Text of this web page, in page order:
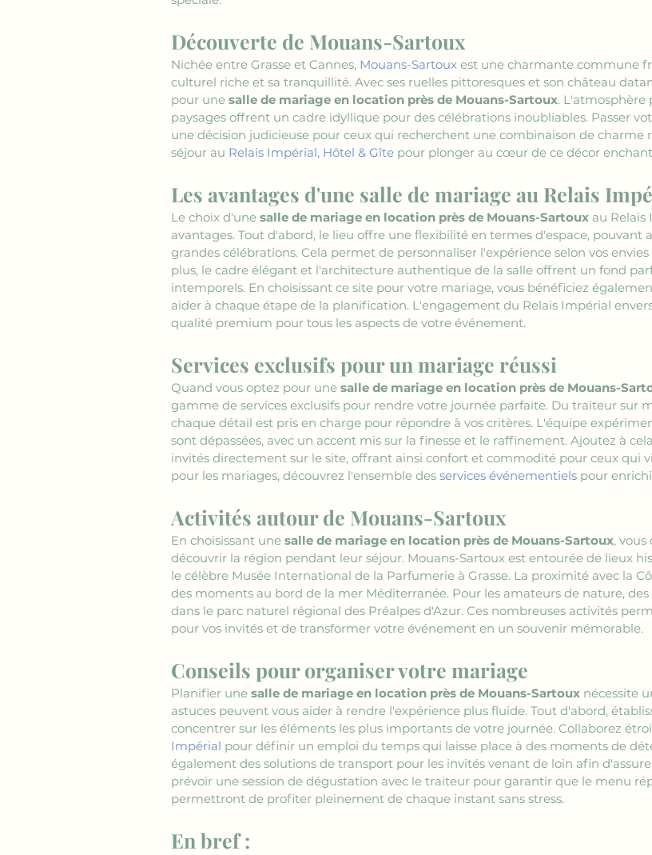
Découverte de Mouans-Sartoux
Nichée entre Grasse et Cannes, Mouans-Sartoux est une charmante commune
culturel riche et sa tranquillité. Avec ses ruelles pittoresques et son château
pour une salle de mariage en location près de Mouans-Sartoux. L'atmosphère
paysages offrent un cadre idyllique pour des célébrations inoubliables. Passer
une décision judicieuse pour ceux qui recherchent une combinaison de charme
séjour au Relais Impérial, Hôtel & Gîte pour plonger au cœur de ce décor
Les avantages d'une salle de mariage au Relais
Le choix d'une salle de mariage en location près de Mouans-Sartoux au
avantages. Tout d'abord, le lieu offre une flexibilité en termes d'espace,
grandes célébrations. Cela permet de personnaliser l'expérience selon vos
plus, le cadre élégant et l'architecture authentique de la salle offrent un fond
intemporels. En choisissant ce site pour votre mariage, vous bénéficiez
aider à chaque étape de la planification. L'engagement du Relais Impérial
qualité premium pour tous les aspects de votre événement.
Services exclusifs pour un mariage réussi
Quand vous optez pour une salle de mariage en location près de Mouans-
gamme de services exclusifs pour rendre votre journée parfaite. Du traiteur sur
chaque détail est pris en charge pour répondre à vos critères. L'équipe
sont dépassées, avec un accent mis sur la finesse et le raffinement. Ajoutez à
invités directement sur le site, offrant ainsi confort et commodité pour ceux qui
pour les mariages, découvrez l'ensemble des services événementiels pour
Activités autour de Mouans-Sartoux
En choisissant une salle de mariage en location près de Mouans-Sartoux, vous
découvrir la région pendant leur séjour. Mouans-Sartoux est entourée de lieux
le célèbre Musée International de la Parfumerie à Grasse. La proximité avec la
des moments au bord de la mer Méditerranée. Pour les amateurs de nature,
dans le parc naturel régional des Préalpes d'Azur. Ces nombreuses activités
pour vos invités et de transformer votre événement en un souvenir mémorable.
Conseils pour organiser votre mariage
Planifier une salle de mariage en location près de Mouans-Sartoux nécessite
astuces peuvent vous aider à rendre l'expérience plus fluide. Tout d'abord,
concentrer sur les éléments les plus importants de votre journée. Collaborez
Impérial pour définir un emploi du temps qui laisse place à des moments de
également des solutions de transport pour les invités venant de loin afin
prévoir une session de dégustation avec le traiteur pour garantir que le menu
permettront de profiter pleinement de chaque instant sans stress.
En bref :